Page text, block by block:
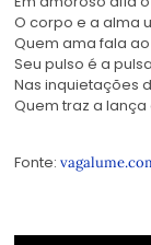
O corpo e a alma
Quem ama fala
Seu pulso é a
Nas inquietações
Quem traz a
Fonte: